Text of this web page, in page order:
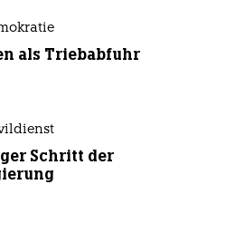
als Triebabfuhr
Schritt der